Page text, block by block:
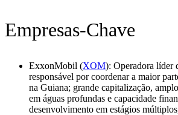
Empresas-Chave
ExxonMobil (XOM): Operadora líder
responsável por coordenar a maior
na Guiana; grande capitalização,
em águas profundas e capacidade
desenvolvimento em estágios